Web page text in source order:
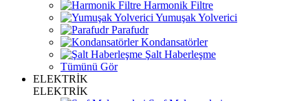
Harmonik Filtre
Yumuşak Yolverici
Parafudr
Kondansatörler
Şalt Haberleşme
Tümünü Gör
ELEKTRİK
ELEKTRİK